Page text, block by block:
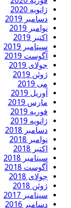
ژانویه 2020
دسامبر 2019
نوامبر 2019
اکتبر 2019
سپتامبر 2019
آگوست 2019
جولای 2019
ژوئن 2019
می 2019
آوریل 2019
مارس 2019
فوریه 2019
ژانویه 2019
دسامبر 2018
نوامبر 2018
اکتبر 2018
سپتامبر 2018
آگوست 2018
جولای 2018
ژوئن 2018
سپتامبر 2017
دسامبر 2016